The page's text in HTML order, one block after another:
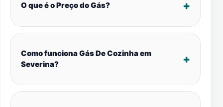
O que é o Preço do Gás?
Como funciona Gás De Cozinha em
Severina?